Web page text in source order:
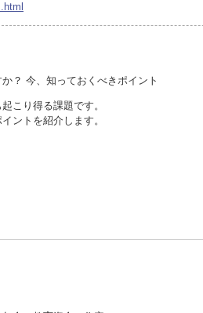
？ 今、知っておくべきポイント
こり得る課題です。
ントを紹介します。